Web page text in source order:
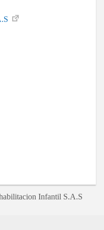
Infantil S.A.S